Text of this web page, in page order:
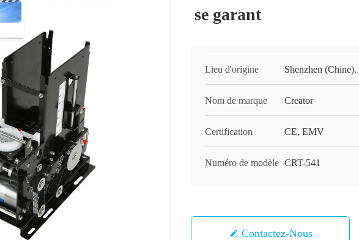
se garant
Lieu d'origine Shenzhen (Chine).
Nom de marque Creator
Certification CE, EMV
Numéro de modèle CRT-541
Contactez-Nous